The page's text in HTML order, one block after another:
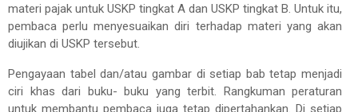
materi pajak untuk USKP tingkat A dan USKP tingkat B. Untuk itu,
pembaca perlu menyesuaikan diri terhadap materi yang akan
diujikan di USKP tersebut.
Pengayaan tabel dan/atau gambar di setiap bab tetap menjadi
ciri khas dari buku- buku yang terbit. Rangkuman peraturan
untuk membantu pembaca juga tetap dipertahankan. Di setiap